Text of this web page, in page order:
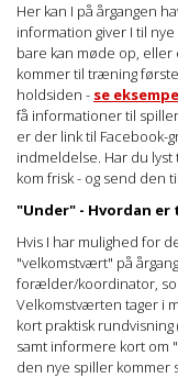
Her kan I på årgangen
information giver I til
bare kan møde op, eller
kommer til træning
holdsiden - se
få informationer til
er der link til Facebook-
indmeldelse. Har du lyst
kom frisk - og send den
"Under" - Hvordan
Hvis I har mulighed for
"velkomstvært" på
forælder/koordinator,
Velkomstværten tager i
kort praktisk
samt informere kort om
den nye spiller kommer